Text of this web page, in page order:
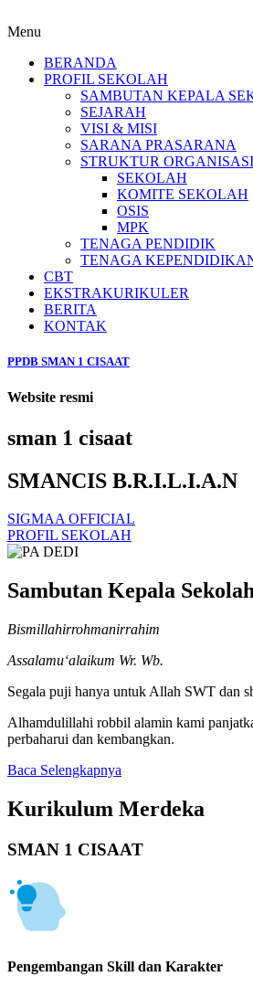
Menu
BERANDA
PROFIL SEKOLAH
SAMBUTAN KEPALA
SEJARAH
VISI & MISI
SARANA PRASARANA
STRUKTUR ORGANISASI
SEKOLAH
KOMITE SEKOLAH
OSIS
MPK
TENAGA PENDIDIK
TENAGA
CBT
EKSTRAKURIKULER
BERITA
KONTAK
PPDB SMAN 1 CISAAT
Website resmi
sman 1 cisaat
SMANCIS B.R.I.L.I.A.N
SIGMAA OFFICIAL
PROFIL SEKOLAH
Sambutan Kepala
Bismillahirrohmanirrahim
Assalamu‘alaikum Wr. Wb.
Segala puji hanya untuk Allah SWT dan
Alhamdulillahi robbil alamin kami
perbaharui dan kembangkan.
Baca Selengkapnya
Kurikulum Merdeka
SMAN 1 CISAAT
Pengembangan Skill dan Karakter